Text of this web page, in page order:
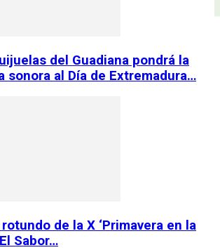
del Guadiana pondrá la
sonora al Día de Extremadura…
de la X ‘Primavera en la
Sabor…